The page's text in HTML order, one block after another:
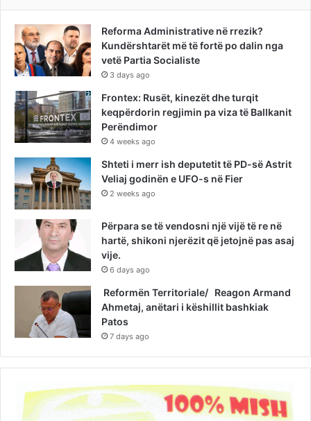
Reforma Administrative në rrezik?
Kundërshtarët më të fortë po dalin nga
vetë Partia Socialiste
3 days ago
Frontex: Rusët, kinezët dhe turqit
keqpërdorin regjimin pa viza të Ballkanit
Perëndimor
4 weeks ago
Shteti i merr ish deputetit të PD-së Astrit
Veliaj godinën e UFO-s në Fier
2 weeks ago
Përpara se të vendosni një vijë të re në
hartë, shikoni njerëzit që jetojnë pas asaj
vije.
6 days ago
Reformën Territoriale/ Reagon Armand
Ahmetaj, anëtari i këshillit bashkiak
Patos
7 days ago